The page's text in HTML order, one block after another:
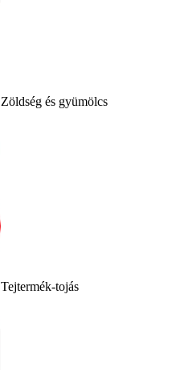
Zöldség és gyümölcs
Tejtermék-tojás